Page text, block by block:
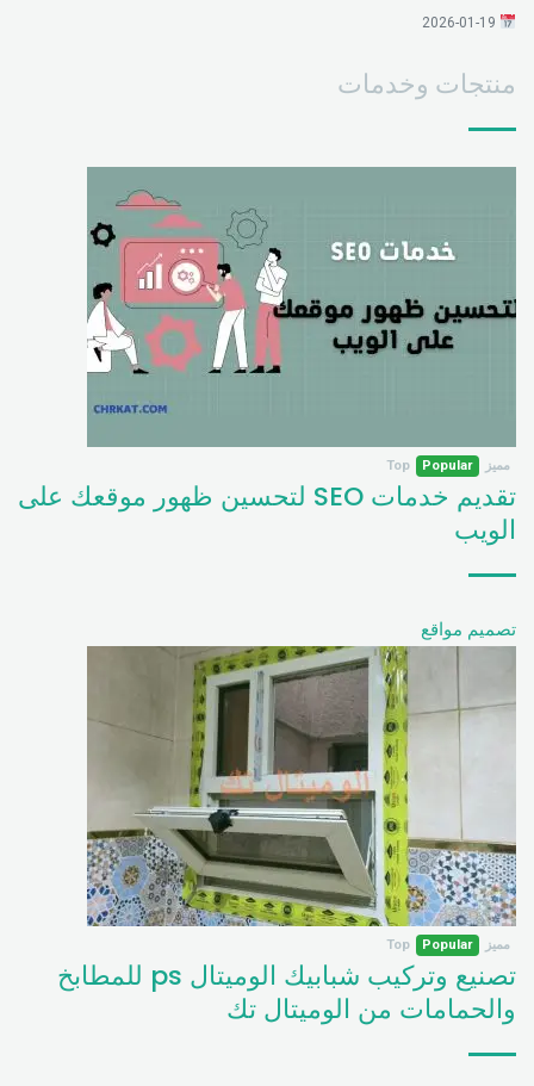
منتجات وخدمات
مميز Popular
Top
تقديم خدمات SEO لتحسين ظهور موقعك على
الويب
تصميم مواقع
مميز Popular
Top
تصنيع وتركيب شبابيك الوميتال ps للمطابخ
والحمامات من الوميتال تك